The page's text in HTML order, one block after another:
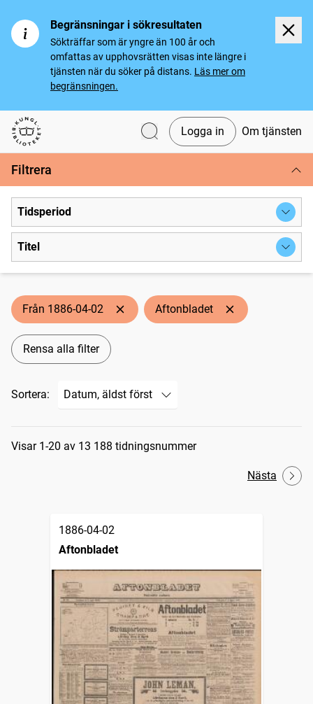
Begränsningar i sökresultaten
Sökträffar som är yngre än 100 år och
omfattas av upphovsrätten visas inte längre i
tjänsten när du söker på distans. Läs mer om
begränsningen.
Svenska tidningar
Logga in Om tjänsten
Filtrera
Tidsperiod
Titel
Från 1886-04-02 Aftonbladet
Rensa alla filter
Sortera:
Sökresultat
Visar 1-20 av 13 188 tidningsnummer
Nästa
1886-04-02
Aftonbladet